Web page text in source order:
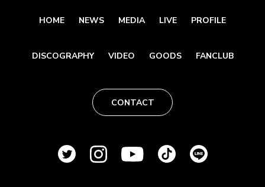
HOME NEWS MEDIA LIVE PROFILE
DISCOGRAPHY VIDEO GOODS FANCLUB
CONTACT